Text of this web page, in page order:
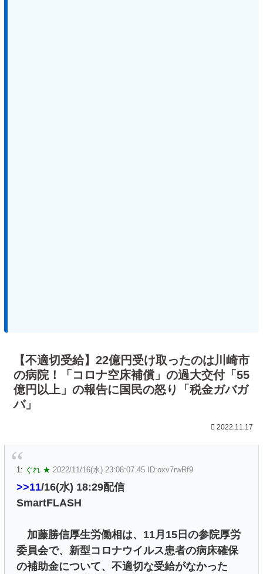
【不適切受給】22億円受け取ったのは川崎市
の病院！「コロナ空床補償」の過大交付「55
億円以上」の報告に国民の怒り「税金ガバガ
バ」
2022.11.17
1: ぐれ ★ 2022/11/16(水) 23:08:07.45 ID:oxv7rwRf9
>>11/16(水) 18:29配信
SmartFLASH
加藤勝信厚生労働相は、11月15日の参院厚労
委員会で、新型コロナウイルス患者の病床確保
の補助金について、不適切な受給がなかった